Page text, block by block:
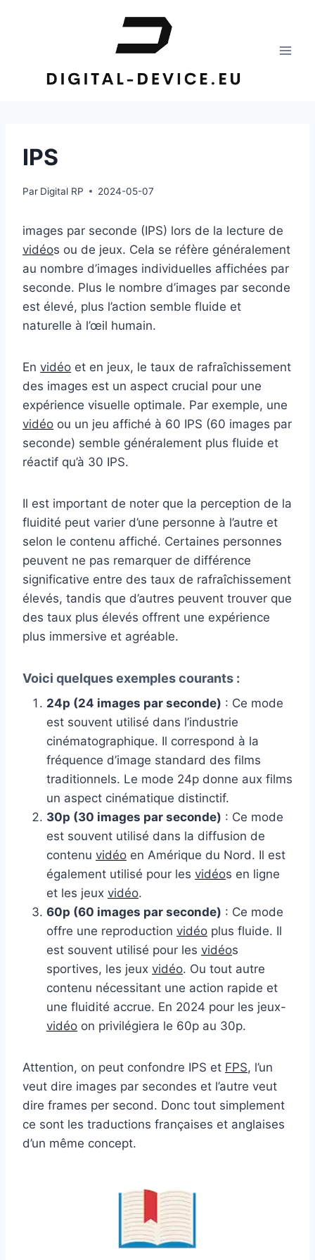
IPS
Par Digital RP 2024-05-07
images par seconde (IPS) lors de la lecture de
vidéos ou de jeux. Cela se réfère généralement
au nombre d’images individuelles affichées par
seconde. Plus le nombre d’images par seconde
est élevé, plus l’action semble fluide et
naturelle à l’œil humain.
En vidéo et en jeux, le taux de rafraîchissement
des images est un aspect crucial pour une
expérience visuelle optimale. Par exemple, une
vidéo ou un jeu affiché à 60 IPS (60 images par
seconde) semble généralement plus fluide et
réactif qu’à 30 IPS.
Il est important de noter que la perception de la
fluidité peut varier d’une personne à l’autre et
selon le contenu affiché. Certaines personnes
peuvent ne pas remarquer de différence
significative entre des taux de rafraîchissement
élevés, tandis que d’autres peuvent trouver que
des taux plus élevés offrent une expérience
plus immersive et agréable.
Voici quelques exemples courants :
24p (24 images par seconde) : Ce mode
est souvent utilisé dans l’industrie
cinématographique. Il correspond à la
fréquence d’image standard des films
traditionnels. Le mode 24p donne aux films
un aspect cinématique distinctif.
30p (30 images par seconde) : Ce mode
est souvent utilisé dans la diffusion de
contenu vidéo en Amérique du Nord. Il est
également utilisé pour les vidéos en ligne
et les jeux vidéo.
60p (60 images par seconde) : Ce mode
offre une reproduction vidéo plus fluide. Il
est souvent utilisé pour les vidéos
sportives, les jeux vidéo. Ou tout autre
contenu nécessitant une action rapide et
une fluidité accrue. En 2024 pour les jeux-
vidéo on privilégiera le 60p au 30p.
Attention, on peut confondre IPS et FPS, l’un
veut dire images par secondes et l’autre veut
dire frames per second. Donc tout simplement
ce sont les traductions françaises et anglaises
d’un même concept.